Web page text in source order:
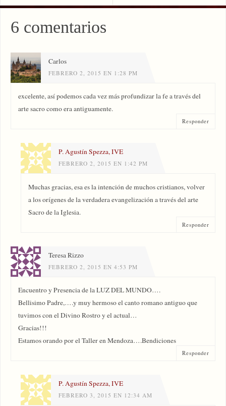
6 comentarios
Carlos
FEBRERO 2, 2015 EN 1:28 PM
excelente, así podemos cada vez más profundizar la fe a través del
arte sacro como era antiguamente.
Responder
P. Agustín Spezza, IVE
FEBRERO 2, 2015 EN 1:42 PM
Muchas gracias, esa es la intención de muchos cristianos, volver
a los orígenes de la verdadera evangelización a través del arte
Sacro de la Iglesia.
Responder
Teresa Rizzo
FEBRERO 2, 2015 EN 4:53 PM
Encuentro y Presencia de la LUZ DEL MUNDO….
Bellisimo Padre,….y muy hermoso el canto romano antiguo que
tuvimos con el Divino Rostro y el actual…
Gracias!!!
Estamos orando por el Taller en Mendoza….Bendiciones
Responder
P. Agustín Spezza, IVE
FEBRERO 3, 2015 EN 12:34 AM